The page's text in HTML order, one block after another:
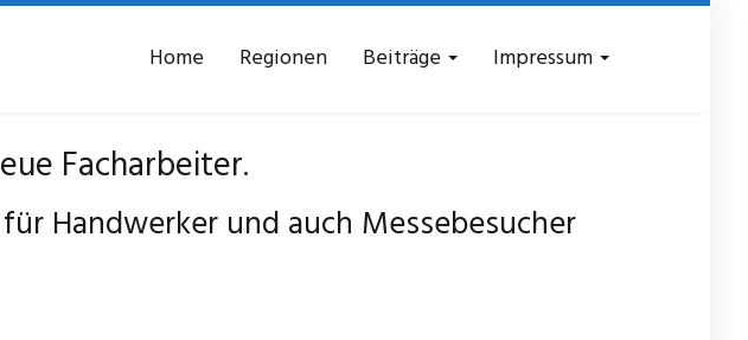
Home Regionen Beiträge Impressum
Facharbeiter.
Handwerker und auch Messebesucher